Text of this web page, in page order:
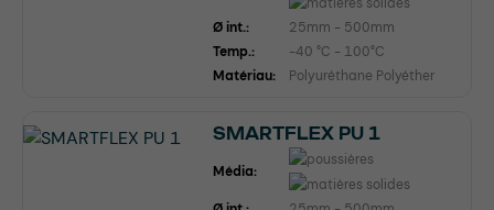
Ø int.:
25mm - 500mm
Temp.:
-40 °C - 100°C
Matériau:
Polyuréthane Polyéther
SMARTFLEX PU 1
Média: